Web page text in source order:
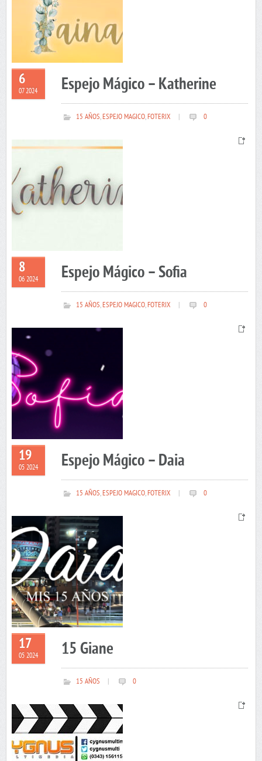
6
07 2024 Espejo Mágico – Katherine
15 AÑOS,ESPEJO MAGICO,FOTERIX 0
8
06 2024 Espejo Mágico – Sofia
15 AÑOS,ESPEJO MAGICO,FOTERIX 0
19
05 2024 Espejo Mágico – Daia
15 AÑOS,ESPEJO MAGICO,FOTERIX 0
17
05 2024 15 Giane
15 AÑOS 0